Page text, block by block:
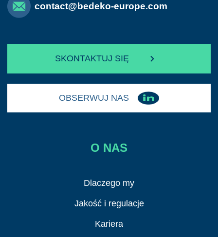
contact@bedeko-europe.com
SKONTAKTUJ SIĘ
OBSERWUJ NAS
O NAS
Dlaczego my
Jakość i regulacje
Kariera